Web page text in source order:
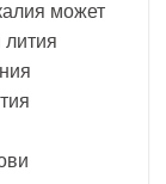
может